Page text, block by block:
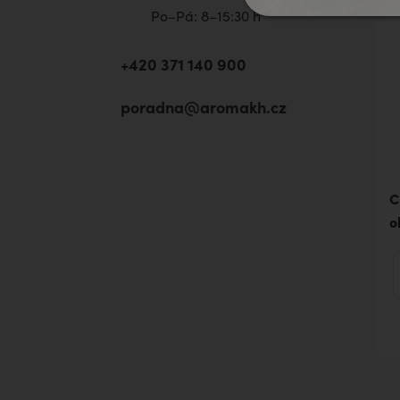
Po–Pá: 8–15:30 h
+420 371 140 900
poradna@aromakh.cz